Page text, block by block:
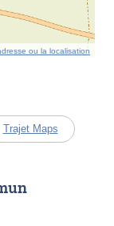
ou la localisation
Trajet Maps